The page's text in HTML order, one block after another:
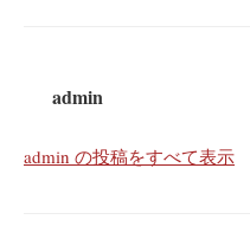
admin
admin の投稿をすべて表示